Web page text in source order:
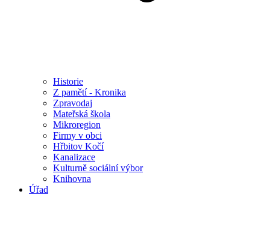
Historie
Z pamětí - Kronika
Zpravodaj
Mateřská škola
Mikroregion
Firmy v obci
Hřbitov Kočí
Kanalizace
Kulturně sociální výbor
Knihovna
Úřad